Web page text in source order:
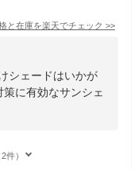
と在庫を楽天でチェック >>
シェードはいかが
に有効なサンシェ
件）